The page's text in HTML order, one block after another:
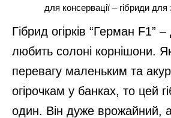
для консервації – гібриди
Гібрид огірків “Герман F1”
любить солоні корнішони.
перевагу маленьким та
огірочкам у банках, то цей
один. Він дуже врожайний,